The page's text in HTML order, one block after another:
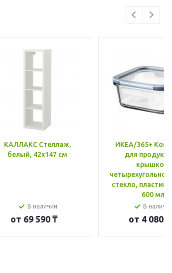
КАЛЛАКС Стеллаж,
белый, 42x147 см
В наличии
от 69 590 ₸
ИКЕА/365+
для
крышкой,
стекло, пластик
600 мл
В
от 4 080 ₸